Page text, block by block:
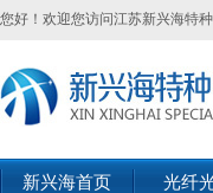
您好！欢迎您访问江苏新兴海特
新兴海首页 光纤